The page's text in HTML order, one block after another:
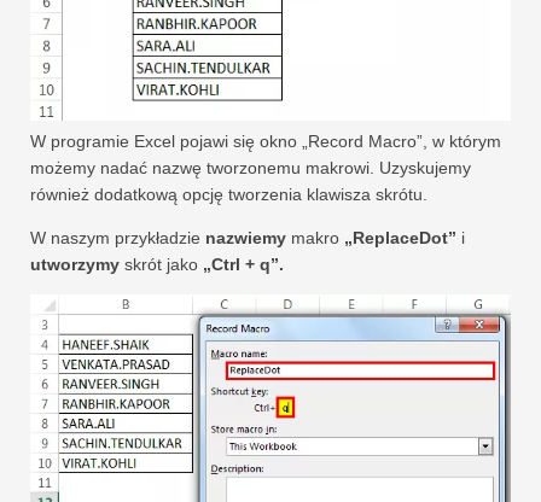
W programie Excel pojawi się okno „Record Macro”, w którym
możemy nadać nazwę tworzonemu makrowi. Uzyskujemy
również dodatkową opcję tworzenia klawisza skrótu.
W naszym przykładzie nazwiemy makro „ReplaceDot” i
utworzymy skrót jako „Ctrl + q”.